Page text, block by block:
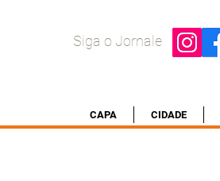
Siga o Jornale
CAPA CIDADE